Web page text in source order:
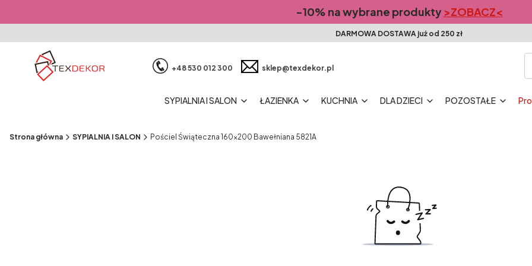
-10% na wybrane produkty >ZOBACZ<
DARMOWA DOSTAWA już od 250 zł
+48 530 012 300 sklep@texdekor.pl
SYPIALNIA I SALON ŁAZIENKA KUCHNIA DLA DZIECI POZOSTAŁE
Strona główna SYPIALNIA I SALON Pościel Świąteczna 160x200 Bawełniana 5821A